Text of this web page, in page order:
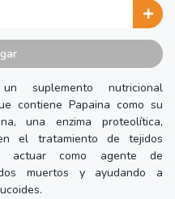
suplemento nutricional
contiene Papaina como su
una enzima proteolítica,
el tratamiento de tejidos
actuar como agente de
muertos y ayudando a